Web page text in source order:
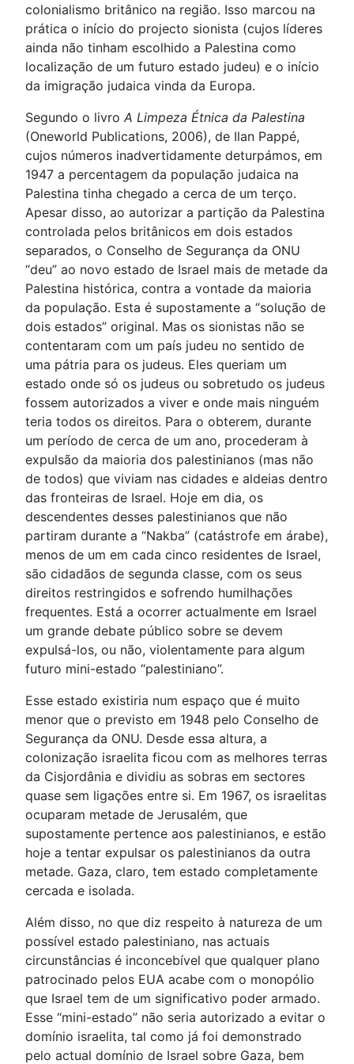
colonialismo britânico na região. Isso marcou na
prática o início do projecto sionista (cujos líderes
ainda não tinham escolhido a Palestina como
localização de um futuro estado judeu) e o início
da imigração judaica vinda da Europa.
Segundo o livro A Limpeza Étnica da Palestina
(Oneworld Publications, 2006), de Ilan Pappé,
cujos números inadvertidamente deturpámos, em
1947 a percentagem da população judaica na
Palestina tinha chegado a cerca de um terço.
Apesar disso, ao autorizar a partição da Palestina
controlada pelos britânicos em dois estados
separados, o Conselho de Segurança da ONU
“deu” ao novo estado de Israel mais de metade da
Palestina histórica, contra a vontade da maioria
da população. Esta é supostamente a “solução de
dois estados” original. Mas os sionistas não se
contentaram com um país judeu no sentido de
uma pátria para os judeus. Eles queriam um
estado onde só os judeus ou sobretudo os judeus
fossem autorizados a viver e onde mais ninguém
teria todos os direitos. Para o obterem, durante
um período de cerca de um ano, procederam à
expulsão da maioria dos palestinianos (mas não
de todos) que viviam nas cidades e aldeias dentro
das fronteiras de Israel. Hoje em dia, os
descendentes desses palestinianos que não
partiram durante a “Nakba” (catástrofe em árabe),
menos de um em cada cinco residentes de Israel,
são cidadãos de segunda classe, com os seus
direitos restringidos e sofrendo humilhações
frequentes. Está a ocorrer actualmente em Israel
um grande debate público sobre se devem
expulsá-los, ou não, violentamente para algum
futuro mini-estado “palestiniano”.
Esse estado existiria num espaço que é muito
menor que o previsto em 1948 pelo Conselho de
Segurança da ONU. Desde essa altura, a
colonização israelita ficou com as melhores terras
da Cisjordânia e dividiu as sobras em sectores
quase sem ligações entre si. Em 1967, os israelitas
ocuparam metade de Jerusalém, que
supostamente pertence aos palestinianos, e estão
hoje a tentar expulsar os palestinianos da outra
metade. Gaza, claro, tem estado completamente
cercada e isolada.
Além disso, no que diz respeito à natureza de um
possível estado palestiniano, nas actuais
circunstâncias é inconcebível que qualquer plano
patrocinado pelos EUA acabe com o monopólio
que Israel tem de um significativo poder armado.
Esse “mini-estado” não seria autorizado a evitar o
domínio israelita, tal como já foi demonstrado
pelo actual domínio de Israel sobre Gaza, bem